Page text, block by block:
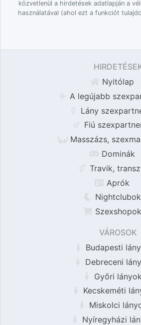
közvetlenül a hirdetések adatlapján a
használatával (ahol ezt a funkciót
Nyitólap
A legújabb
Lány
Fiú
Masszázs,
Dominák
Travik,
Aprók
Nightclubok
Szexshopok
VÁROSOK
Budapesti
Debreceni
Győri lányok
Kecskeméti
Miskolci
Nyíregyházi